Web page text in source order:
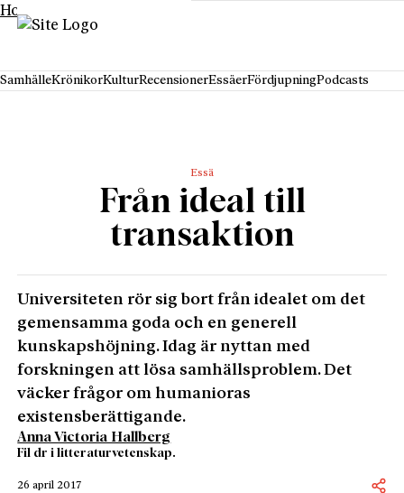
Hoppa till innehåll
SamhälleKrönikorKulturRecensionerEssäerFördjupningPodcasts
Essä
Från ideal till
transaktion
Universiteten rör sig bort från idealet om det
gemensamma goda och en generell
kunskapshöjning. Idag är nyttan med
forskningen att lösa samhällsproblem. Det
väcker frågor om humanioras
existensberättigande.
Anna Victoria Hallberg
Fil dr i litteraturvetenskap.
26 april 2017